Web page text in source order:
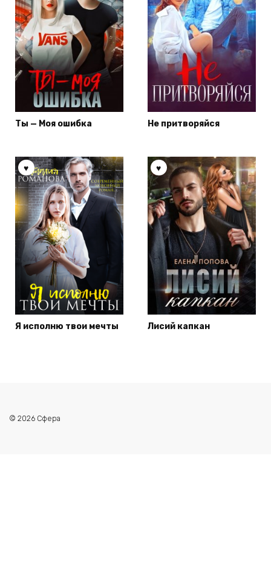
Ты — Моя ошибка Не притворяйся
Я исполню твои мечты Лисий капкан
© 2026 Сфера